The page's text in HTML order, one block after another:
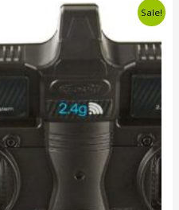
Sale!
€59,99.
Current
€54,99.